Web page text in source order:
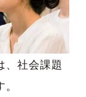
、社会課題